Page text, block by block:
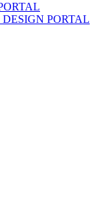
PORTAL